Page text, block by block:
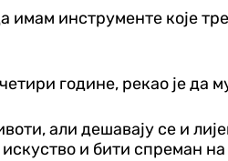
имам инструменте које
године, рекао је да
али дешавају се и
и бити спреман